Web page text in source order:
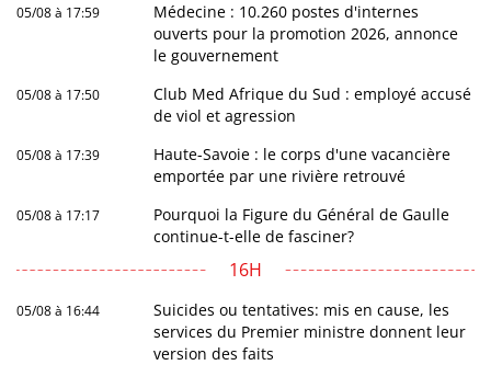
05/08 à 17:59
Médecine : 10.260 postes d'internes
ouverts pour la promotion 2026, annonce
le gouvernement
05/08 à 17:50
Club Med Afrique du Sud : employé accusé
de viol et agression
05/08 à 17:39
Haute-Savoie : le corps d'une vacancière
emportée par une rivière retrouvé
05/08 à 17:17
Pourquoi la Figure du Général de Gaulle
continue-t-elle de fasciner?
16H
05/08 à 16:44
Suicides ou tentatives: mis en cause, les
services du Premier ministre donnent leur
version des faits